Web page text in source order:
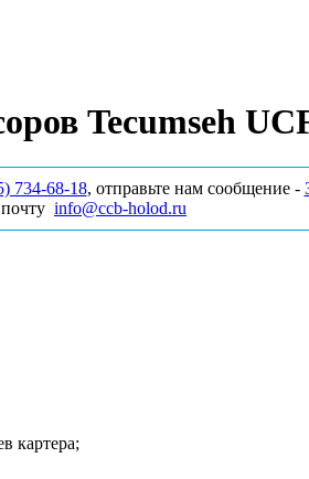
Tecumseh
734‑68‑18, отправьте нам сообщение -
info@ccb-holod.ru
картера;